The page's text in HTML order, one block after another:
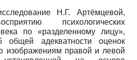
Н.Г. Артёмцевой,
психологических
по «разделенному лицу»,
общей адекватности оценок
изображениям правой и левой